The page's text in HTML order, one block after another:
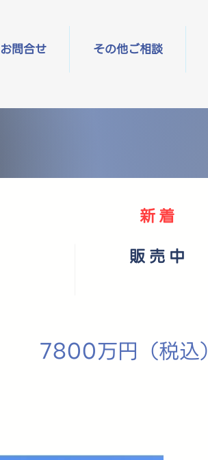
お問合せ その他ご相談
7800万円（税込）
販売中
新着